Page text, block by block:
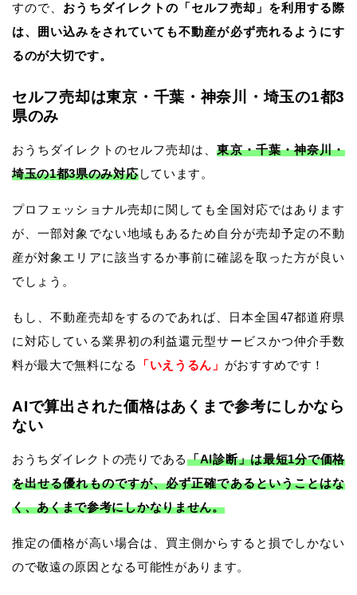
すので、 おうちダイレクトの「セルフ売却」を利用する際
は、囲い込みをされていても不動産が必ず売れるようにす
るのが大切です。
セルフ売却は東京・千葉・神奈川・埼玉の1都3
県のみ
おうちダイレクトのセルフ売却は、東京・千葉・神奈川・
埼玉の1都3県のみ対応しています。
プロフェッショナル売却に関しても全国対応ではあります
が、一部対象でない地域もあるため自分が売却予定の不動
産が対象エリアに該当するか事前に確認を取った方が良い
でしょう。
もし、不動産売却をするのであれば、日本全国47都道府県
に対応している業界初の利益還元型サービスかつ仲介手数
料が最大で無料になる
「いえうるん」 がおすすめです！
AIで算出された価格はあくまで参考にしかなら
ない
おうちダイレクトの売りである「AI診断」は最短1分で価格
を出せる優れものですが、必ず正確であるということはな
く、あくまで参考にしかなりません。
推定の価格が高い場合は、買主側からすると損でしかない
ので敬遠の原因となる可能性があります。